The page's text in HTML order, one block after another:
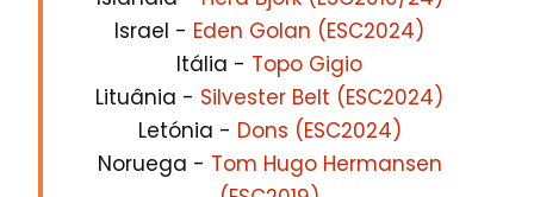
Israel - Eden Golan (ESC2024)
Itália - Topo Gigio
Lituânia - Silvester Belt (ESC2024)
Letónia - Dons (ESC2024)
Noruega - Tom Hugo Hermansen